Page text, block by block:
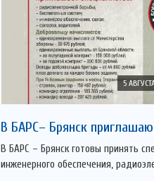
5
В БАРС– Брянcк
В БАРС – Брянск готовы принять
инженерного обеспечения,